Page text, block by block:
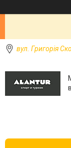
вул. Григорія